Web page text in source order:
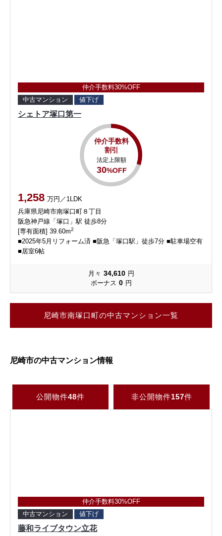
仲介手数料30%OFF
中古マンション
値下げ
シェトア塚口第一
仲介手数料
割引
法定上限額
30%OFF
1,258 万円／1LDK
兵庫県尼崎市南塚口町８丁目
阪急神戸線「塚口」駅 徒歩8分
[専有面積] 39.60m2
■2025年5月リフォーム済 ■阪急「塚口駅」徒歩7分 ■駐車場空有
■居室6帖
月々 34,610 円
ボーナス 0 円
尼崎市南塚口町の中古マンション一覧
尼崎市の中古マンション情報
公開物件48件 非公開物件157件
仲介手数料30%OFF
中古マンション
値下げ
藤和ライブタウン立花